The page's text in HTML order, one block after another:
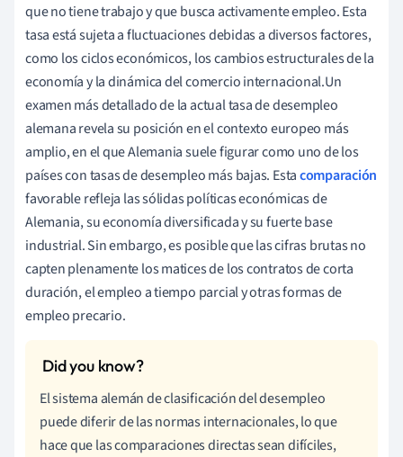
que no tiene trabajo y que busca activamente empleo. Esta
tasa está sujeta a fluctuaciones debidas a diversos factores,
como los ciclos económicos, los cambios estructurales de la
economía y la dinámica del comercio internacional.Un
examen más detallado de la actual tasa de desempleo
alemana revela su posición en el contexto europeo más
amplio, en el que Alemania suele figurar como uno de los
países con tasas de desempleo más bajas. Estacomparación
favorable refleja las sólidas políticas económicas de
Alemania, su economía diversificada y su fuerte base
industrial. Sin embargo, es posible que las cifras brutas no
capten plenamente los matices de los contratos de corta
duración, el empleo a tiempo parcial y otras formas de
empleo precario.
El sistema alemán de clasificación del desempleo
puede diferir de las normas internacionales, lo que
hace que las comparaciones directas sean difíciles,